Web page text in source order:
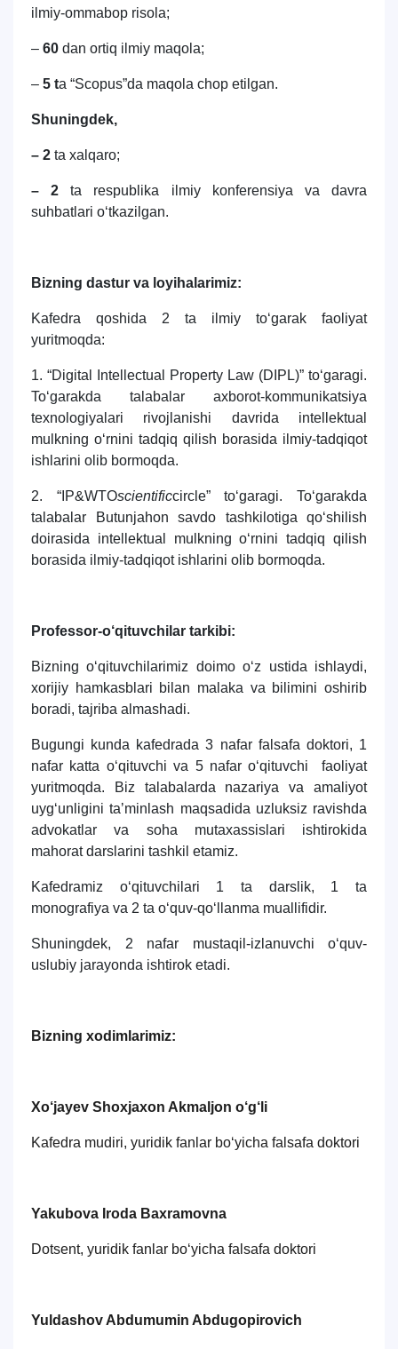
ilmiy-ommabop risola;
– 60 dan ortiq ilmiy maqola;
– 5 ta “Scopus”da maqola chop etilgan.
Shuningdek,
– 2 ta xalqaro;
– 2ta respublika ilmiy konferensiya va davra
suhbatlari o‘tkazilgan.
Bizning dastur va loyihalarimiz:
Kafedra qoshida 2 ta ilmiy to‘garak faoliyat
yuritmoqda:
1. “Digital Intellectual Property Law (DIPL)” to‘garagi.
To‘garakda talabalar axborot-kommunikatsiya
texnologiyalari rivojlanishi davrida intellektual
mulkning o‘rnini tadqiq qilish borasida ilmiy-tadqiqot
ishlarini olib bormoqda.
2. “IP&WTOscientificcircle” to‘garagi. To‘garakda
talabalar Butunjahon savdo tashkilotiga qo‘shilish
doirasida intellektual mulkning o‘rnini tadqiq qilish
borasida ilmiy-tadqiqot ishlarini olib bormoqda.
Professor-o‘qituvchilar tarkibi:
Bizning o‘qituvchilarimiz doimo o‘z ustida ishlaydi,
xorijiy hamkasblari bilan malaka va bilimini oshirib
boradi, tajriba almashadi.
Bugungi kunda kafedrada 3 nafar falsafa doktori, 1
nafar katta o‘qituvchi va 5 nafar o‘qituvchi faoliyat
yuritmoqda. Biz talabalarda nazariya va amaliyot
uyg‘unligini taʼminlash maqsadida uzluksiz ravishda
advokatlar va soha mutaxassislari ishtirokida
mahorat darslarini tashkil etamiz.
Kafedramiz o‘qituvchilari 1 ta darslik, 1 ta
monografiya va 2 ta o‘quv-qo‘llanma muallifidir.
Shuningdek, 2 nafar mustaqil-izlanuvchi o‘quv-
uslubiy jarayonda ishtirok etadi.
Bizning xodimlarimiz:
Xo‘jayev Shoxjaxon Akmaljon o‘g‘li
Kafedra mudiri, yuridik fanlar bo‘yicha falsafa doktori
Yakubova Iroda Baxramovna
Dotsent, yuridik fanlar bo‘yicha falsafa doktori
Yuldashov Abdumumin Abdugopirovich